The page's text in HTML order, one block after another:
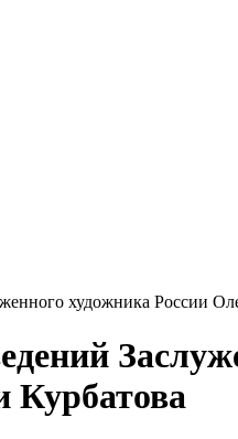
художника России
Курбатова